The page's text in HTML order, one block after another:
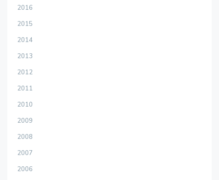
2016
2015
2014
2013
2012
2011
2010
2009
2008
2007
2006